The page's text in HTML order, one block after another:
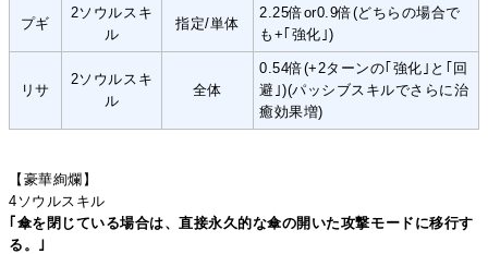
プギ
2ソウルスキ
ル
指定/単体
2.25倍or0.9倍(どちらの場合で
も+｢強化｣)
リサ
2ソウルスキ
ル
全体
0.54倍(+2ターンの｢強化｣と｢回
避｣)(パッシブスキルでさらに治
癒効果増)
【豪華絢爛】
4ソウルスキル
｢傘を閉じている場合は、直接永久的な傘の開いた攻撃モードに移行す
る。｣